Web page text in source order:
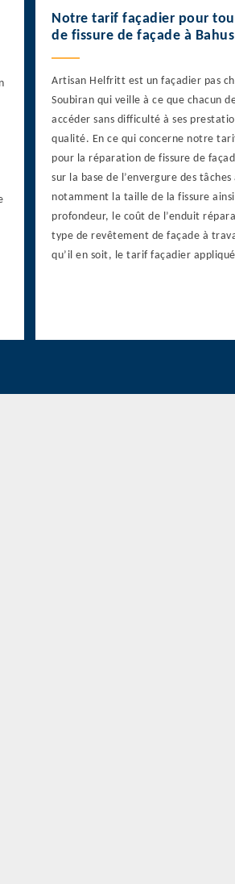
Notre tarif façadier pour
de fissure de façade à
Artisan Helfritt est un façadier pas
Soubiran qui veille à ce que chacun
accéder sans difficulté à ses
qualité. En ce qui concerne notre
pour la réparation de fissure de
sur la base de l’envergure des tâches
notamment la taille de la fissure ainsi
profondeur, le coût de l’enduit
type de revêtement de façade à
qu’il en soit, le tarif façadier